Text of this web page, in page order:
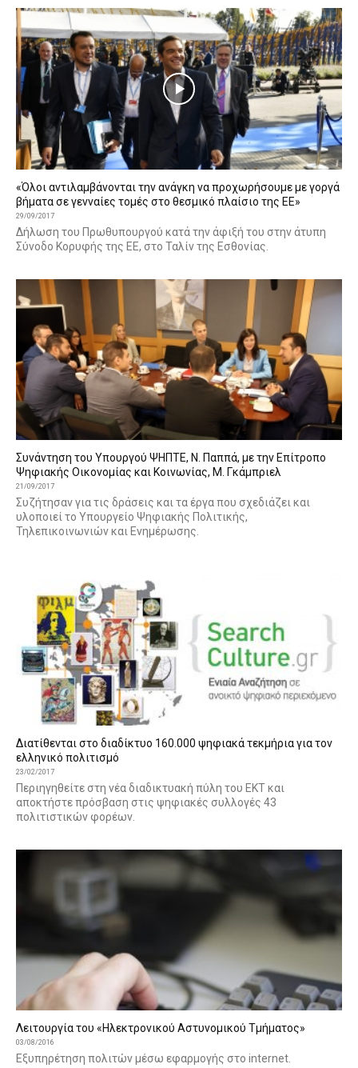
«Όλοι αντιλαμβάνονται την ανάγκη να προχωρήσουμε με γοργά
βήματα σε γενναίες τομές στο θεσμικό πλαίσιο της ΕΕ»
29/09/2017
Δήλωση του Πρωθυπουργού κατά την άφιξή του στην άτυπη
Σύνοδο Κορυφής της ΕΕ, στο Ταλίν της Εσθονίας.
Συνάντηση του Υπουργού ΨΗΠΤΕ, Ν. Παππά, με την Επίτροπο
Ψηφιακής Οικονομίας και Κοινωνίας, Μ. Γκάμπριελ
21/09/2017
Συζήτησαν για τις δράσεις και τα έργα που σχεδιάζει και
υλοποιεί το Υπουργείο Ψηφιακής Πολιτικής,
Τηλεπικοινωνιών και Ενημέρωσης.
Διατίθενται στο διαδίκτυο 160.000 ψηφιακά τεκμήρια για τον
ελληνικό πολιτισμό
23/02/2017
Περιηγηθείτε στη νέα διαδικτυακή πύλη του ΕΚΤ και
αποκτήστε πρόσβαση στις ψηφιακές συλλογές 43
πολιτιστικών φορέων.
Λειτουργία του «Ηλεκτρονικού Αστυνομικού Τμήματος»
03/08/2016
Eξυπηρέτηση πολιτών μέσω εφαρμογής στο internet.